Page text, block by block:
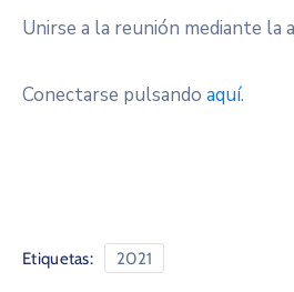
Unirse a la reunión mediante la
Conectarse pulsando aquí.
Etiquetas: 2021